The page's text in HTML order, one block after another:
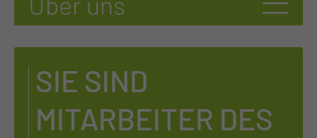
SIE SIND
MITARBEITER DES